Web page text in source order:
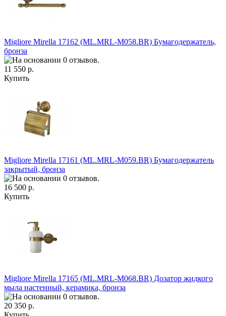
Migliore Mirella 17162 (ML.MRL-M058.BR) Бумагодержатель,
бронза
11 550 р.
Купить
Migliore Mirella 17161 (ML.MRL-M059.ВR) Бумагодержатель
закрытый, бронза
16 500 р.
Купить
Migliore Mirella 17165 (ML.MRL-M068.BR) Дозатор жидкого
мыла настенный, керамика, бронза
20 350 р.